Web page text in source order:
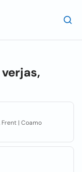
verjas,
Frent | Coamo